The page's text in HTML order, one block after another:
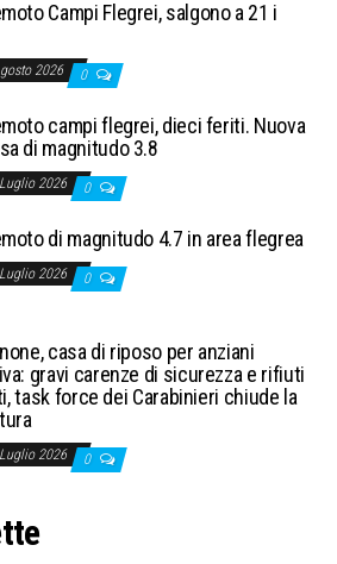
Campi Flegrei, salgono a 21 i
2026 0
campi flegrei, dieci feriti. Nuova
di magnitudo 3.8
2026 0
di magnitudo 4.7 in area flegrea
2026 0
casa di riposo per anziani
gravi carenze di sicurezza e rifiuti
task force dei Carabinieri chiude la
2026 0